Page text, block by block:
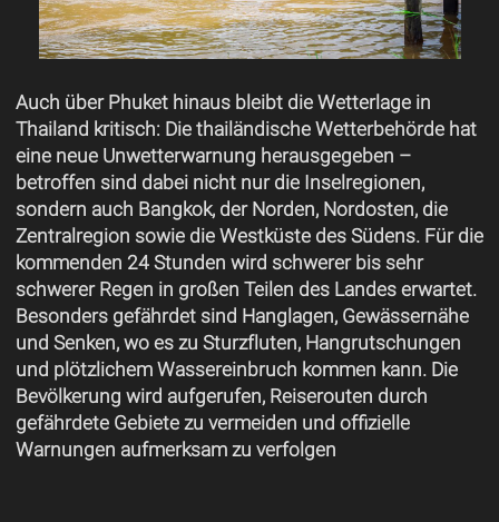
Auch über Phuket hinaus bleibt die Wetterlage in
Thailand kritisch: Die thailändische Wetterbehörde hat
eine neue Unwetterwarnung herausgegeben –
betroffen sind dabei nicht nur die Inselregionen,
sondern auch Bangkok, der Norden, Nordosten, die
Zentralregion sowie die Westküste des Südens. Für die
kommenden 24 Stunden wird schwerer bis sehr
schwerer Regen in großen Teilen des Landes erwartet.
Besonders gefährdet sind Hanglagen, Gewässernähe
und Senken, wo es zu Sturzfluten, Hangrutschungen
und plötzlichem Wassereinbruch kommen kann. Die
Bevölkerung wird aufgerufen, Reiserouten durch
gefährdete Gebiete zu vermeiden und offizielle
Warnungen aufmerksam zu verfolgen